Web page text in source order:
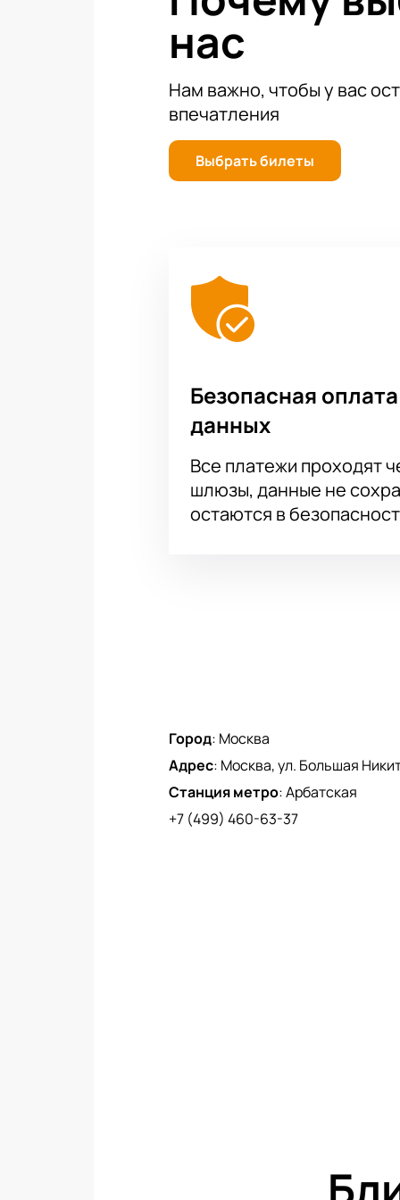
Чтобы не пропустить это яркое
себе место на одном из самых
великолепной опереттой
нас
Нам важно, чтобы у вас
впечатления
Выбрать билеты
Безопасная
данных
Все платежи проходят
шлюзы, данные не
остаются в
Город: Москва
Адрес: Москва, ул. Большая
Станция метро:Арбатская
+7 (499) 460-63-37